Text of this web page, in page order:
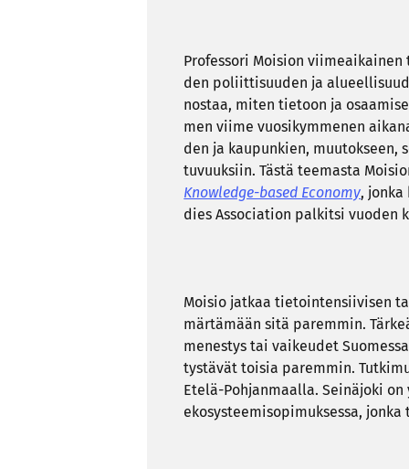
Pro­fes­so­ri Moi­sion
den po­liit­ti­suu­den ja
nos­taa, miten tie­toon ja
men viime vuo­si­kym­me­nen
den ja kau­pun­kien,
tu­vuuk­siin. Tästä tee­mas­ta
Knowledge-​based Eco­no­my,
dies As­socia­tion pal­kit­si vuo­den
Moi­sio jat­kaa tie­toin­ten­sii­vi­sen
mär­tä­mään sitä pa­rem­min.
me­nes­tys tai vai­keu­det
tys­tä­vät toi­sia pa­rem­min.
Etelä-​Pohjanmaalla. Sei­nä­jo­ki
eko­sys­tee­mi­so­pi­muk­ses­sa,